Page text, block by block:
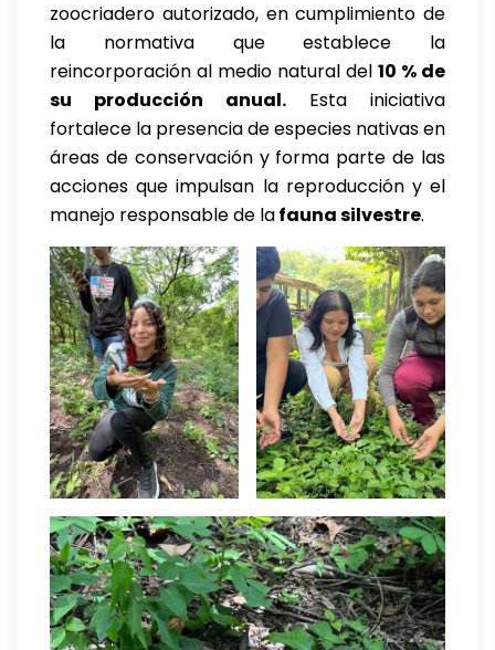
zoocriadero autorizado, en cumplimiento de
la normativa que establece la
reincorporación al medio natural del 10 % de
su producción anual. Esta iniciativa
fortalece la presencia de especies nativas en
áreas de conservación y forma parte de las
acciones que impulsan la reproducción y el
manejo responsable de lafauna silvestre.